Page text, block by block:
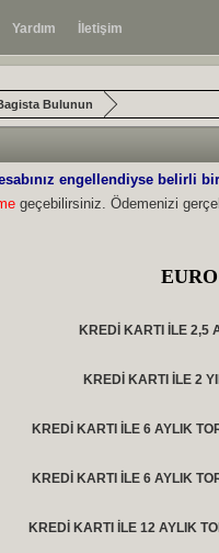
Yardım İletişim
Bulunun
engellendiyse belirli bir
geçebilirsiniz. Ödemenizi
KREDİ KARTI İLE 2,5
KREDİ KARTI İLE 2
KREDİ KARTI İLE 6 AYLIK
KREDİ KARTI İLE 6 AYLIK
KREDİ KARTI İLE 12 AYLIK